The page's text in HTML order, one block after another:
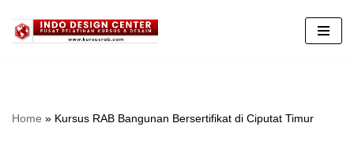
Lompat
Home » Kursus RAB Bangunan Bersertifikat di Ciputat Timur